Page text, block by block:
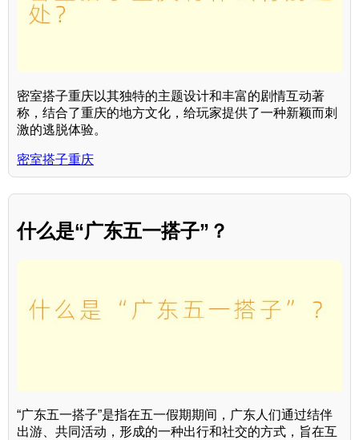
密室搭子重庆以其独特的主题设计和丰富的剧情互动著
称，结合了重庆的地方文化，给玩家提供了一种新颖而刺
激的逃脱体验。
密室搭子重庆
什么是“广东五一搭子”？
“广东五一搭子”是指在五一假期期间，广东人们通过结伴
出游、共同活动，形成的一种出行和社交的方式，旨在互